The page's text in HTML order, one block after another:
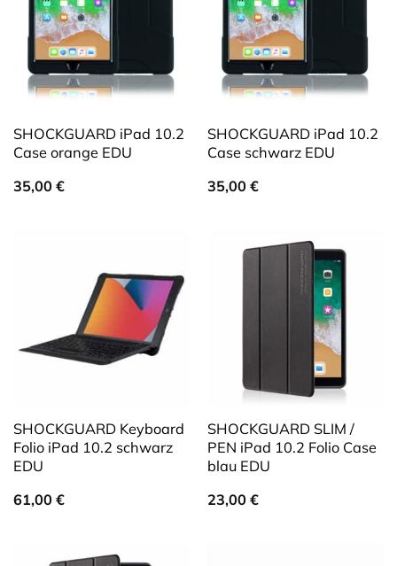
SHOCKGUARD iPad 10.2
Case orange EDU
35,00 €
SHOCKGUARD iPad 10.2
Case schwarz EDU
35,00 €
SHOCKGUARD Keyboard
Folio iPad 10.2 schwarz
EDU
61,00 €
SHOCKGUARD SLIM /
PEN iPad 10.2 Folio Case
blau EDU
23,00 €